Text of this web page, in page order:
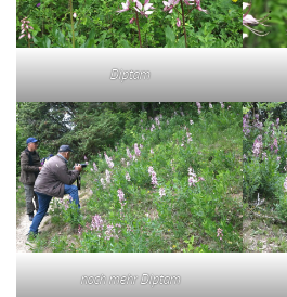
Diptam
noch mehr Diptam